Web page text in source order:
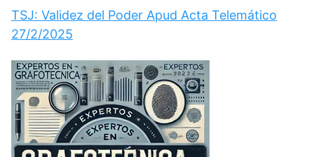
TSJ: Validez del Poder Apud Acta Telemático
27/2/2025